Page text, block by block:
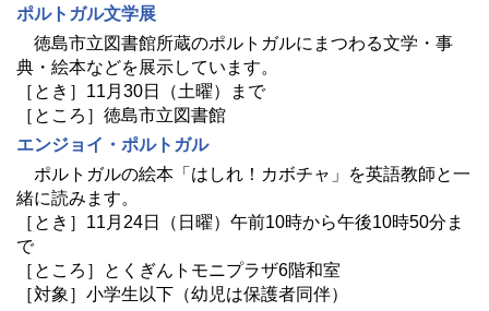
ポルトガル文学展
徳島市立図書館所蔵のポルトガルにまつわる文学・事
典・絵本などを展示しています。
［とき］11月30日（土曜）まで
［ところ］徳島市立図書館
エンジョイ・ポルトガル
ポルトガルの絵本「はしれ！カボチャ」を英語教師と一
緒に読みます。
［とき］11月24日（日曜）午前10時から午後10時50分ま
で
［ところ］とくぎんトモニプラザ6階和室
［対象］小学生以下（幼児は保護者同伴）